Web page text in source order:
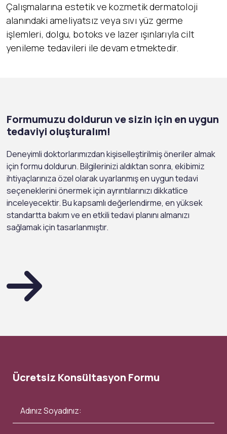
Çalışmalarına estetik ve kozmetik dermatoloji
alanındaki ameliyatsız veya sıvı yüz germe
işlemleri, dolgu, botoks ve lazer ışınlarıyla cilt
yenileme tedavileri ile devam etmektedir.
Formumuzu doldurun ve sizin için en uygun
tedaviyi oluşturalım!
Deneyimli doktorlarımızdan kişiselleştirilmiş öneriler almak
için formu doldurun. Bilgilerinizi aldıktan sonra, ekibimiz
ihtiyaçlarınıza özel olarak uyarlanmış en uygun tedavi
seçeneklerini önermek için ayrıntılarınızı dikkatlice
inceleyecektir. Bu kapsamlı değerlendirme, en yüksek
standartta bakım ve en etkili tedavi planını almanızı
sağlamak için tasarlanmıştır.
Ücretsiz Konsültasyon Formu